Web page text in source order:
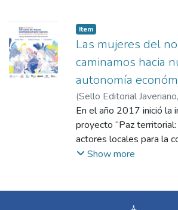
Item
Las mujeres del
caminamos hacia
autonomía
(Sello Editorial Javeriano,
Teresa;Anzola,
Luisa Fernanda
En el año 2017 inició la
proyecto “Paz
actores locales para la
el desarrollo de modelos
Show more